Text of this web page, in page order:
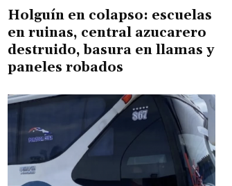
Holguín en colapso: escuelas
en ruinas, central azucarero
destruido, basura en llamas y
paneles robados